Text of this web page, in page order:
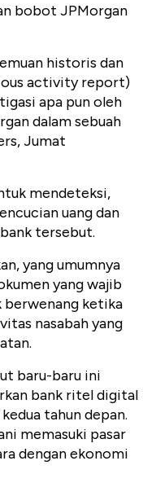
bobot JPMorgan
historis dan
activity report)
apa pun oleh
dalam sebuah
Jumat
mendeteksi,
uang dan
tersebut.
yang umumnya
yang wajib
berwenang ketika
nasabah yang
baru-baru ini
bank ritel digital
tahun depan.
memasuki pasar
dengan ekonomi